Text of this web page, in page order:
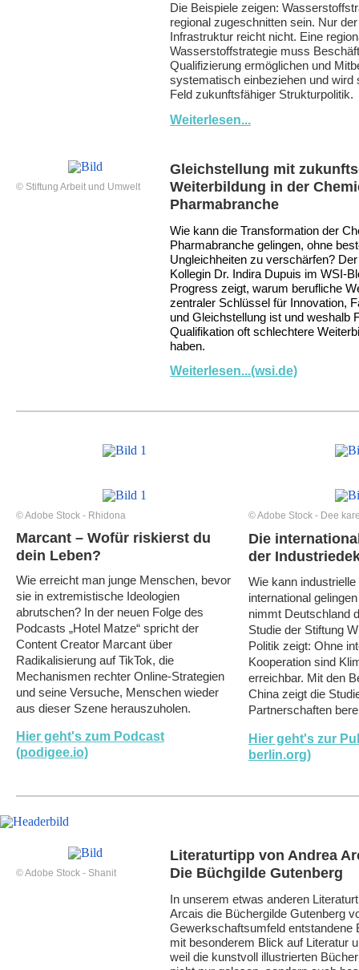
Die Beispiele zeigen:
regional zugeschnitten sein. Nur
Infrastruktur reicht nicht. Eine
Wasserstoffstrategie muss
Qualifizierung ermöglichen und
systematisch einbeziehen und wird
Feld zukunftsfähiger Strukturpolitik.
Weiterlesen...
© Stiftung Arbeit und Umwelt
Gleichstellung mit
Weiterbildung in der
Pharmabranche
Wie kann die Transformation der
Pharmabranche gelingen, ohne
Ungleichheiten zu verschärfen?
Kollegin Dr. Indira Dupuis im WSI-
Progress zeigt, warum berufliche
zentraler Schlüssel für Innovation,
und Gleichstellung ist und weshalb
Qualifikation oft schlechtere
haben.
Weiterlesen...(wsi.de)
© Adobe Stock - Rhidona
Marcant – Wofür riskierst du
dein Leben?
Wie erreicht man junge Menschen, bevor
sie in extremistische Ideologien
abrutschen? In der neuen Folge des
Podcasts „Hotel Matze“ spricht der
Content Creator Marcant über
Radikalisierung auf TikTok, die
Mechanismen rechter Online-Strategien
und seine Versuche, Menschen wieder
aus dieser Szene herauszuholen.
Hier geht's zum Podcast
(podigee.io)
© Adobe Stock - Dee
Die
der
Wie kann
international
nimmt Deutschland
Studie der Stiftung
Politik zeigt: Ohne
Kooperation sind
erreichbar. Mit den
China zeigt die
Partnerschaften
Hier geht's zur
berlin.org)
© Adobe Stock - Shanit
Literaturtipp von Andrea
Die Büchgilde Gutenberg
In unserem etwas anderen
Arcais die Büchergilde Gutenberg
Gewerkschaftsumfeld entstandene
mit besonderem Blick auf Literatur
weil die kunstvoll illustrierten